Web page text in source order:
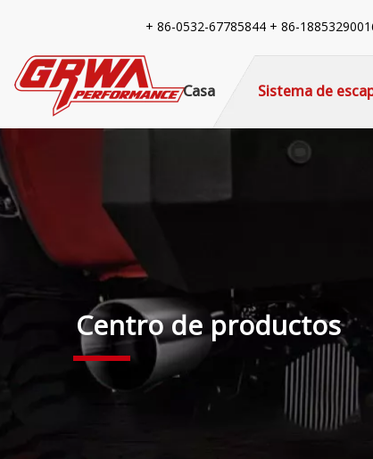
+ 86-0532-67785844 + 86-
Casa Sistema de
Centro de productos